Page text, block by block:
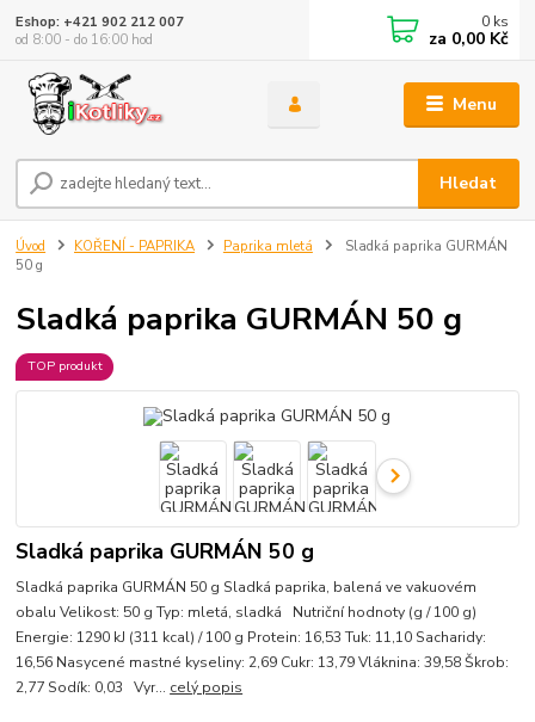
Menu
Hledat
Eshop: +421 902 212 007
od 8:00 - do 16:00 hod
0 ks
za 0,00 Kč
Úvod KOŘENÍ - PAPRIKA Paprika mletá
Sladká paprika GURMÁN
50 g
Sladká paprika GURMÁN 50 g
TOP produkt
Sladká paprika GURMÁN 50 g
Sladká paprika GURMÁN 50 g Sladká paprika, balená ve vakuovém
obalu Velikost: 50 g Typ: mletá, sladká Nutriční hodnoty (g / 100 g)
Energie: 1290 kJ (311 kcal) / 100 g Protein: 16,53 Tuk: 11,10 Sacharidy:
16,56 Nasycené mastné kyseliny: 2,69 Cukr: 13,79 Vláknina: 39,58 Škrob:
2,77 Sodík: 0,03 Vyr... celý popis